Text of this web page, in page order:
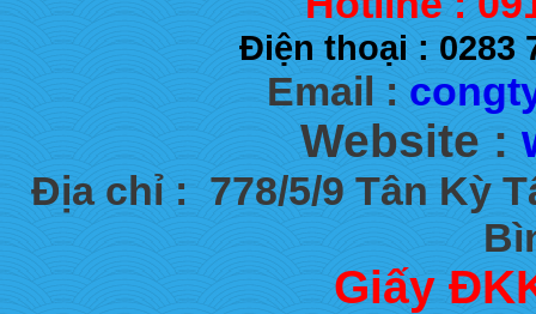
Điện thoại :
Email :
Website :
Địa chỉ : 778/5/9 Tân Kỳ
Giấy